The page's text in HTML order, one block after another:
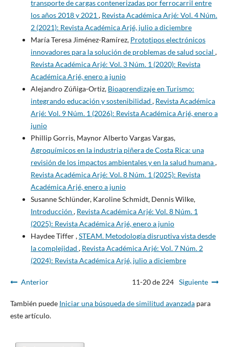
transporte de cargas contenerizadas por ferrocarril entre
los años 2018 y 2021 , Revista Académica Arjé: Vol. 4 Núm.
2 (2021): Revista Académica Arjé, julio a diciembre
María Teresa Jiménez-Ramírez, Prototipos electrónicos
innovadores para la solución de problemas de salud social ,
Revista Académica Arjé: Vol. 3 Núm. 1 (2020): Revista
Académica Arjé, enero a junio
Alejandro Zúñiga-Ortiz, Bioaprendizaje en Turismo:
integrando educación y sostenibilidad , Revista Académica
Arjé: Vol. 9 Núm. 1 (2026): Revista Académica Arjé, enero a
junio
Phillip Gorris, Maynor Alberto Vargas Vargas,
Agroquímicos en la industria piñera de Costa Rica: una
revisión de los impactos ambientales y en la salud humana,
Revista Académica Arjé: Vol. 8 Núm. 1 (2025): Revista
Académica Arjé, enero a junio
Susanne Schlünder, Karoline Schmidt, Dennis Wilke,
Introducción , Revista Académica Arjé: Vol. 8 Núm. 1
(2025): Revista Académica Arjé, enero a junio
Haydee Tiffer ,STEAM. Metodología disruptiva vista desde
la complejidad , Revista Académica Arjé: Vol. 7 Núm. 2
(2024): Revista Académica Arjé, julio a diciembre
Anterior 11-20 de 224 Siguiente
También puede Iniciar una búsqueda de similitud avanzadapara
este artículo.